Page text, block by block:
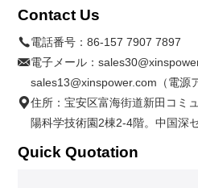
Contact Us
電話番号：86-157 7907 7897
電子メール：
sales13@xinspower.com（電源
住所：宝安区富海街道新田コミ
陽科学技術園2棟2-4階。中国深セ
Quick Quotation